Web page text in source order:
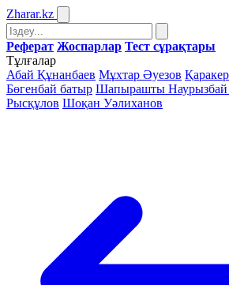
Zharar.kz
Реферат Жоспарлар Тест сұрақтары
Тұлғалар
Абай Құнанбаев Мұхтар Әуезов
Бөгенбай батыр Шапырашты Наурызбай
Рысқұлов Шоқан Уәлиханов